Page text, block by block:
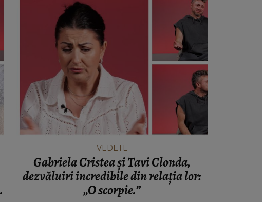
VEDETE
Gabriela Cristea și Tavi Clonda,
dezvăluiri incredibile din relația lor:
„O scorpie.”